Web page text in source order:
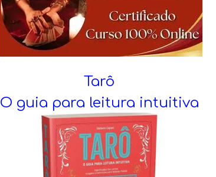
Tarô
O guia para leitura intuitiva